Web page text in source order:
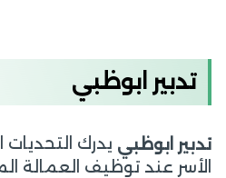
تدبير ابوظبي
تدبير ابوظبي يدرك
الأسر عند توظيف العمالة